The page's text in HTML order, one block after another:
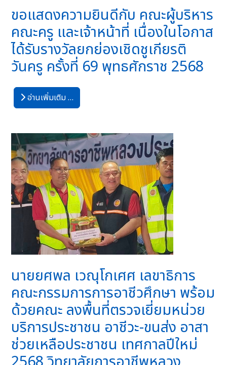
ขอแสดงความยินดีกับ คณะผู้บริหาร
คณะครู และเจ้าหน้าที่ เนื่องในโอกาส
ได้รับรางวัลยกย่องเชิดชูเกียรติ
วันครู ครั้งที่ 69 พุทธศักราช 2568
อ่านเพิ่มเติม …
นายยศพล เวณุโกเศศ เลขาธิการ
คณะกรรมการการอาชีวศึกษา พร้อม
ด้วยคณะ ลงพื้นที่ตรวจเยี่ยมหน่วย
บริการประชาชน อาชีวะ-ขนส่ง อาสา
ช่วยเหลือประชาชน เทศกาลปีใหม่